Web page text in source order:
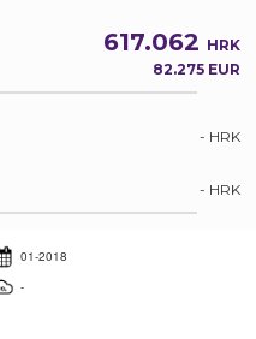
617.062 HRK
82.275 EUR
- HRK
- HRK
01-2018
-